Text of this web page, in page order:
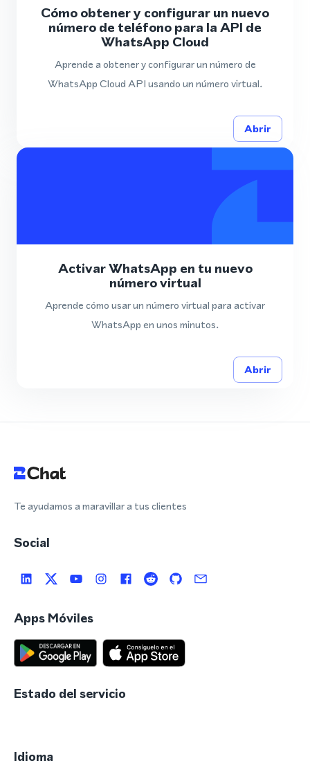
Cómo obtener y configurar un nuevo
número de teléfono para la API de
WhatsApp Cloud
Aprende a obtener y configurar un número de
WhatsApp Cloud API usando un número virtual.
Abrir
Activar WhatsApp en tu nuevo
número virtual
Aprende cómo usar un número virtual para activar
WhatsApp en unos minutos.
Abrir
Te ayudamos a maravillar a tus clientes
Social
Apps Móviles
Estado del servicio
Idioma